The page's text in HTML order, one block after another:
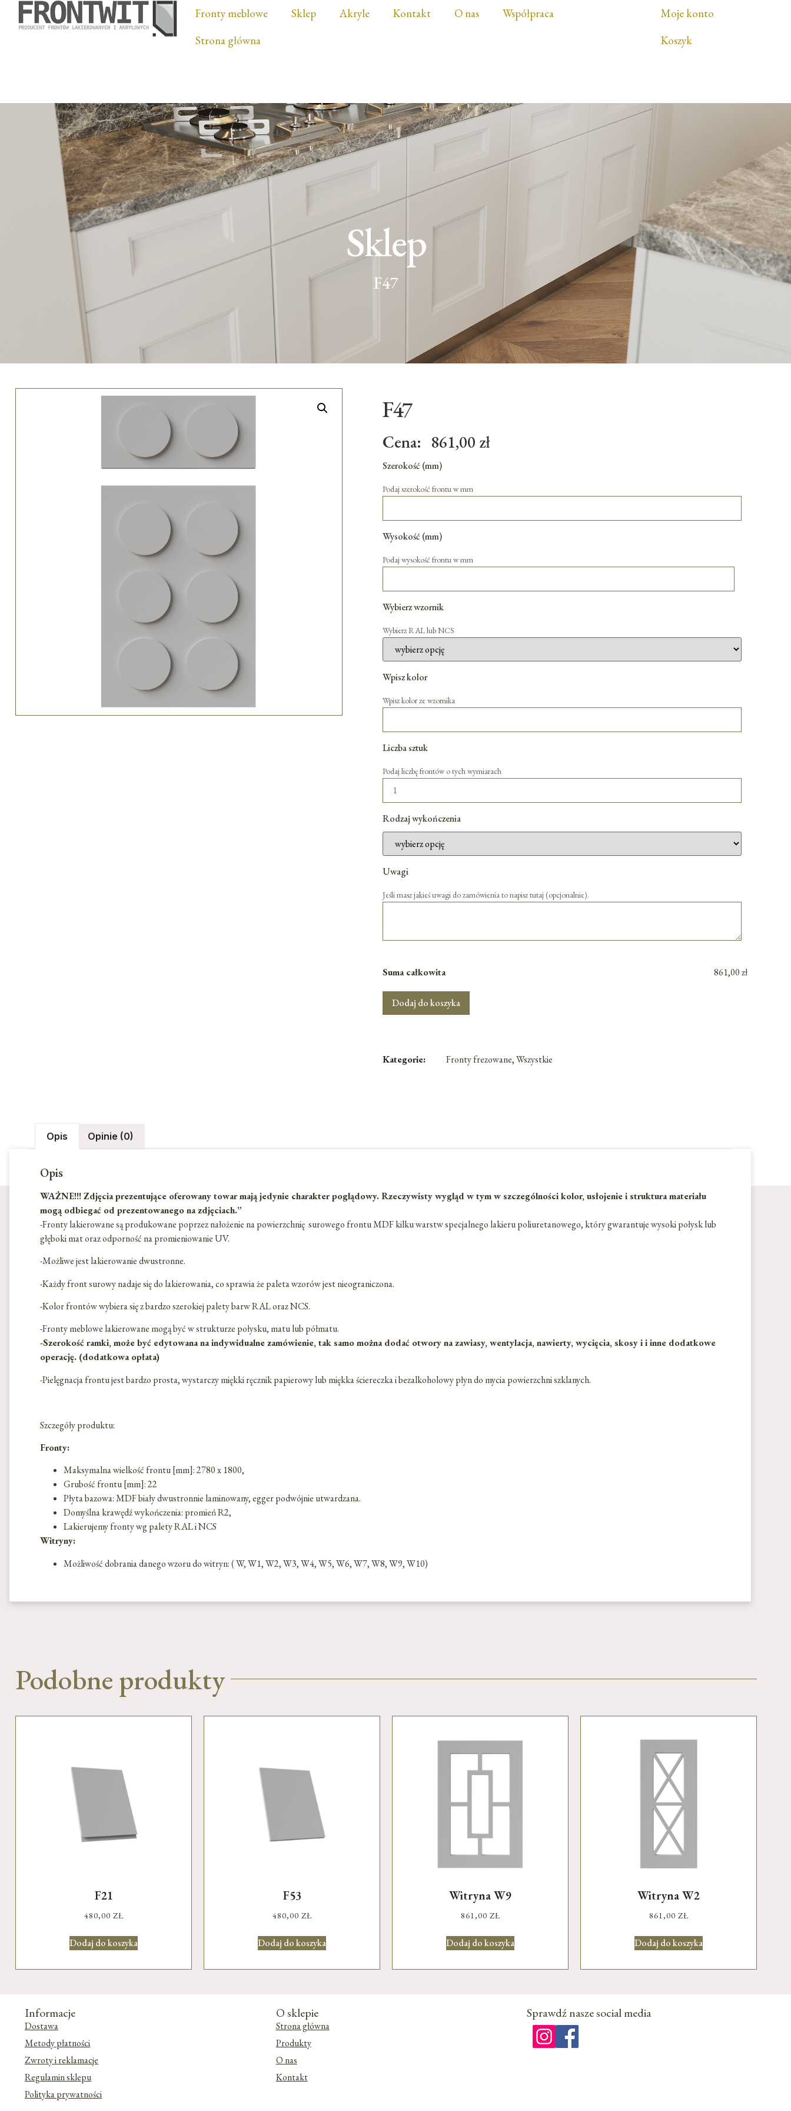
Fronty meblowe Sklep Akryle Kontakt O nas
Współpraca
Strona główna
Moje konto
Koszyk
Sklep
F47
F47
Cena: 861,00 zł
Szerokość (mm)
Podaj szerokość frontu w mm
Wysokość (mm)
Podaj wysokość frontu w mm
Wybierz wzornik
Wybierz RAL lub NCS
Wpisz kolor
Wpisz kolor ze wzornika
Liczba sztuk
Podaj liczbę frontów o tych wymiarach
Rodzaj wykończenia
Uwagi
Jeśli masz jakieś uwagi do zamówienia to napisz tutaj (opcjonalnie).
Suma całkowita 861,00 zł
Dodaj do koszyka
Kategorie: Fronty frezowane,Wszystkie
Opis Opinie (0)
Opis
WAŻNE!!! Zdjęcia prezentujące oferowany towar mają jedynie charakter poglądowy. Rzeczywisty wygląd w tym w szczególności kolor, usłojenie i struktura materiału
mogą odbiegać od prezentowanego na zdjęciach.”
-Fronty lakierowane są produkowane poprzez nałożenie na powierzchnię surowego frontu MDF kilku warstw specjalnego lakieru poliuretanowego, który gwarantuje wysoki połysk lub
głęboki mat oraz odporność na promieniowanie UV.
-Możliwe jest lakierowanie dwustronne.
-Każdy front surowy nadaje się do lakierowania, co sprawia że paleta wzorów jest nieograniczona.
-Kolor frontów wybiera się z bardzo szerokiej palety barw RAL oraz NCS.
-Fronty meblowe lakierowane mogą być w strukturze połysku, matu lub półmatu.
-Szerokość ramki, może być edytowana na indywidualne zamówienie, tak samo można dodać otwory na zawiasy, wentylacja, nawierty, wycięcia, skosy i i inne dodatkowe
operację. (dodatkowa opłata)
-Pielęgnacja frontu jest bardzo prosta, wystarczy miękki ręcznik papierowy lub miękka ściereczka i bezalkoholowy płyn do mycia powierzchni szklanych.
Szczegóły produktu:
Fronty:
Maksymalna wielkość frontu [mm]: 2780 x 1800,
Grubość frontu [mm]: 22
Płyta bazowa: MDF biały dwustronnie laminowany, egger podwójnie utwardzana.
Domyślna krawędź wykończenia: promień R2,
Lakierujemy fronty wg palety RAL i NCS
Witryny:
Możliwość dobrania danego wzoru do witryn: ( W, W1, W2, W3, W4, W5, W6, W7, W8, W9, W10)
Podobne produkty
F21
480,00 ZŁ
Dodaj do koszyka
F53
480,00 ZŁ
Dodaj do koszyka
Witryna W9
861,00 ZŁ
Dodaj do koszyka
Witryna W2
861,00 ZŁ
Dodaj do koszyka
Informacje
Dostawa
Metody płatności
Zwroty i reklamacje
Regulamin sklepu
Polityka prywatności
O sklepie
Strona główna
Produkty
O nas
Kontakt
Sprawdź nasze social media